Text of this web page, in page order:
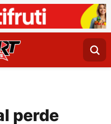
perde